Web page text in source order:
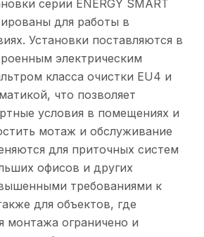
серии ENERGY SMART
для работы в
Установки поставляются в
электрическим
класса очистки EU4 и
что позволяет
условия в помещениях и
мотаж и обслуживание
для приточных систем
офисов и других
требованиями к
для объектов, где
монтажа ограничено и